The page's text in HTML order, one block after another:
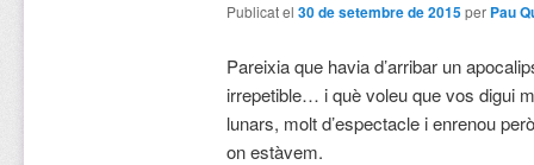
Publicat el 30 de setembre de 2015per Pau
Pareixia que havia d’arribar un
irrepetible… i què voleu que vos digui
lunars, molt d’espectacle i enrenou
on estàvem.